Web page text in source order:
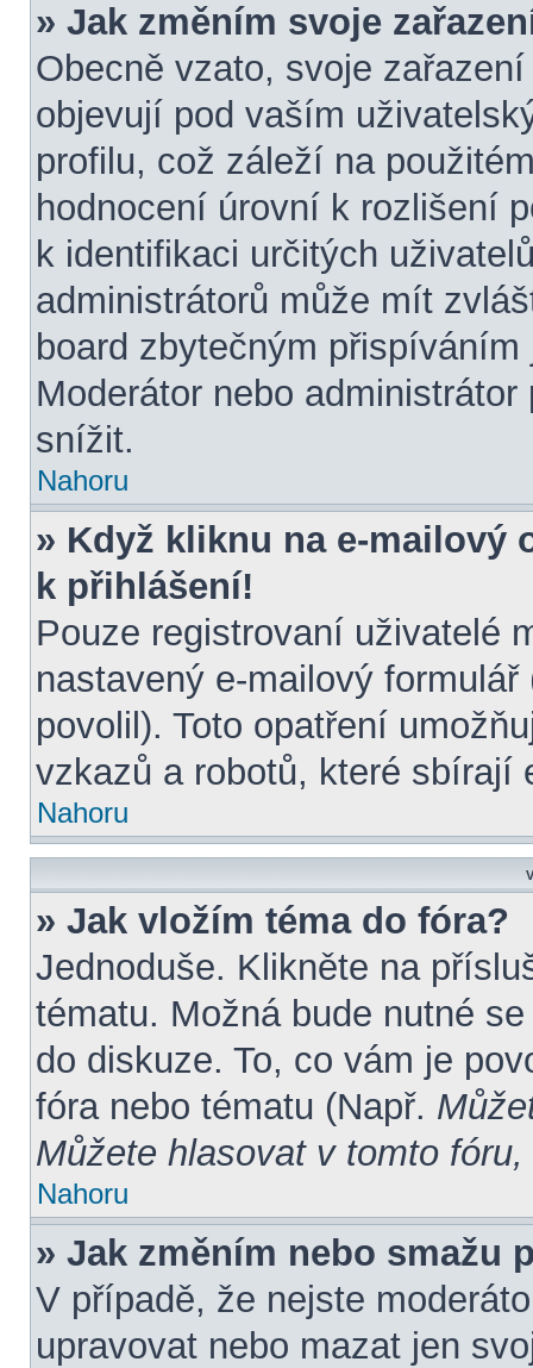
» Jak změním svoje
Obecně vzato, svoje
objevují pod vaším
profilu, což záleží na
hodnocení úrovní k rozlišení
k identifikaci určitých
administrátorů může mít
board zbytečným
Moderátor nebo
snížit.
Nahoru
» Když kliknu na e-mailový
k přihlášení!
Pouze registrovaní uživatelé
nastavený e-mailový
povolil). Toto opatření
vzkazů a robotů, které sbírají
Nahoru
» Jak vložím téma do fóra?
Jednoduše. Klikněte na
tématu. Možná bude nutné
do diskuze. To, co vám je
fóra nebo tématu (Např.
Můžete hlasovat v tomto fóru,
Nahoru
» Jak změním nebo smažu
V případě, že nejste
upravovat nebo mazat jen